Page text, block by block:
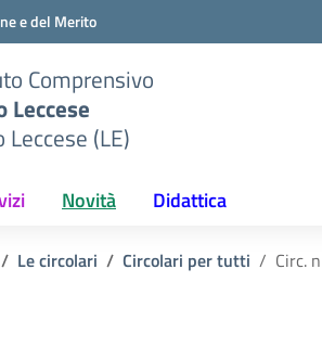
e del Merito
Comprensivo
Leccese
Leccese (LE)
Novità Didattica
Le circolari Circolari per tutti Circ.